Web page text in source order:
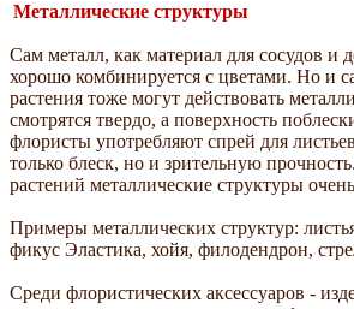
Металлические структуры
Сам металл, как материал для сосудов и
хорошо комбинируется с цветами. Но и
растения тоже могут действовать
смотрятся твердо, а поверхность
флористы употребляют спрей для
только блеск, но и зрительную
растений металлические структуры
Примеры металлических структур:
фикус Эластика, хойя, филодендрон,
Среди флористических аксессуаров -